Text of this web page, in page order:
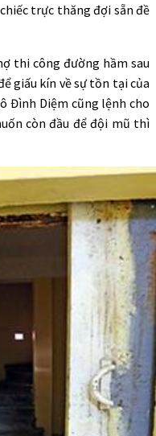
trực thăng đợi sẵn đề
thi công đường hầm sau
giấu kín về sự tồn tại của
Đình Diệm cũng lệnh cho
còn đầu để đội mũ thì